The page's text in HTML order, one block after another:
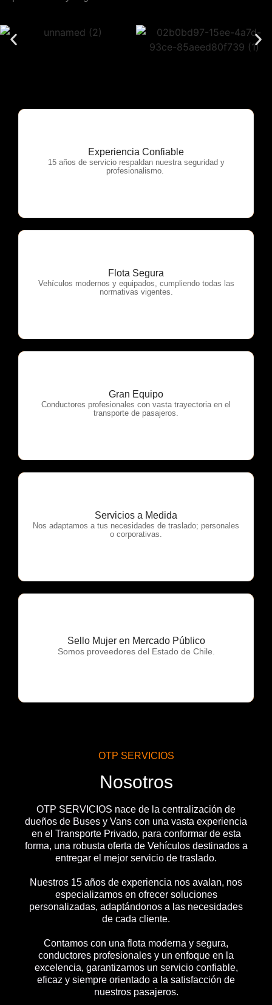
Experiencia Confiable
15 años de servicio respaldan nuestra seguridad y
profesionalismo.
OTP Servicios
Flota Segura
Vehículos modernos y equipados, cumpliendo todas las
normativas vigentes.
OTP Servicios
Gran Equipo
Conductores profesionales con vasta trayectoria en el
transporte de pasajeros.
OTP Servicios
Servicios a Medida
Nos adaptamos a tus necesidades de traslado; personales
o corporativas.
OTP Servicios
Sello Mujer en Mercado Público
Somos proveedores del Estado de Chile.
OTP Servicios
OTP SERVICIOS
Nosotros
OTP SERVICIOS nace de la centralización de
dueños de Buses y Vans con una vasta experiencia
en el Transporte Privado, para conformar de esta
forma, una robusta oferta de Vehículos destinados a
entregar el mejor servicio de traslado.
Nuestros 15 años de experiencia nos avalan, nos
especializamos en ofrecer soluciones
personalizadas, adaptándonos a las necesidades
de cada cliente.
Contamos con una flota moderna y segura,
conductores profesionales y un enfoque en la
excelencia, garantizamos un servicio confiable,
eficaz y siempre orientado a la satisfacción de
nuestros pasajeros.